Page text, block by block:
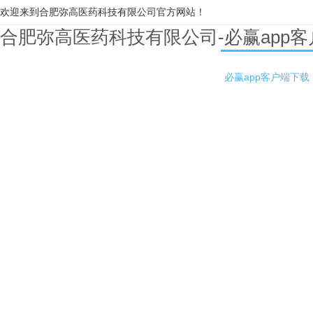
欢迎来到合肥弥高医药科技有限公司官方网站！
合肥弥高医药科技有限公司-必赢app
必赢app客户端下载